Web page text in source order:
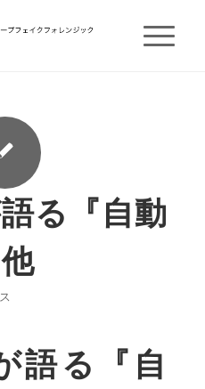
る『自動
語る『自